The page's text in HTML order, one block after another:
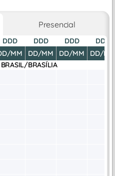
Presencial
DDD
MM
DDD
DD/MM
DDD
DD/MM
DDD
DD/MM
BRASIL/BRASÍLIA